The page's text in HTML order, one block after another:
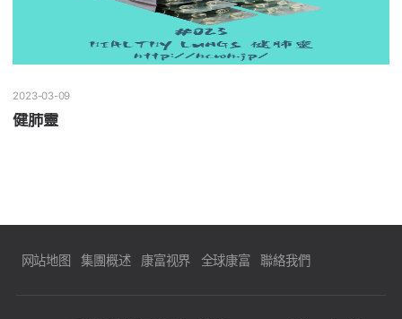
2023-03-09
健肺靈
网站地图 集團概述 康富视界 全球康富 聯絡我們